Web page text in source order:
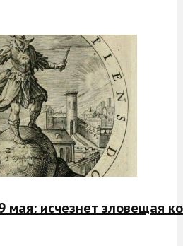
мая: исчезнет зловещая